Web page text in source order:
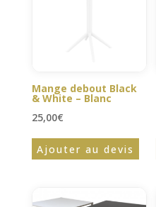
Mange debout Black
& White – Blanc
25,00€
Ajouter au devis